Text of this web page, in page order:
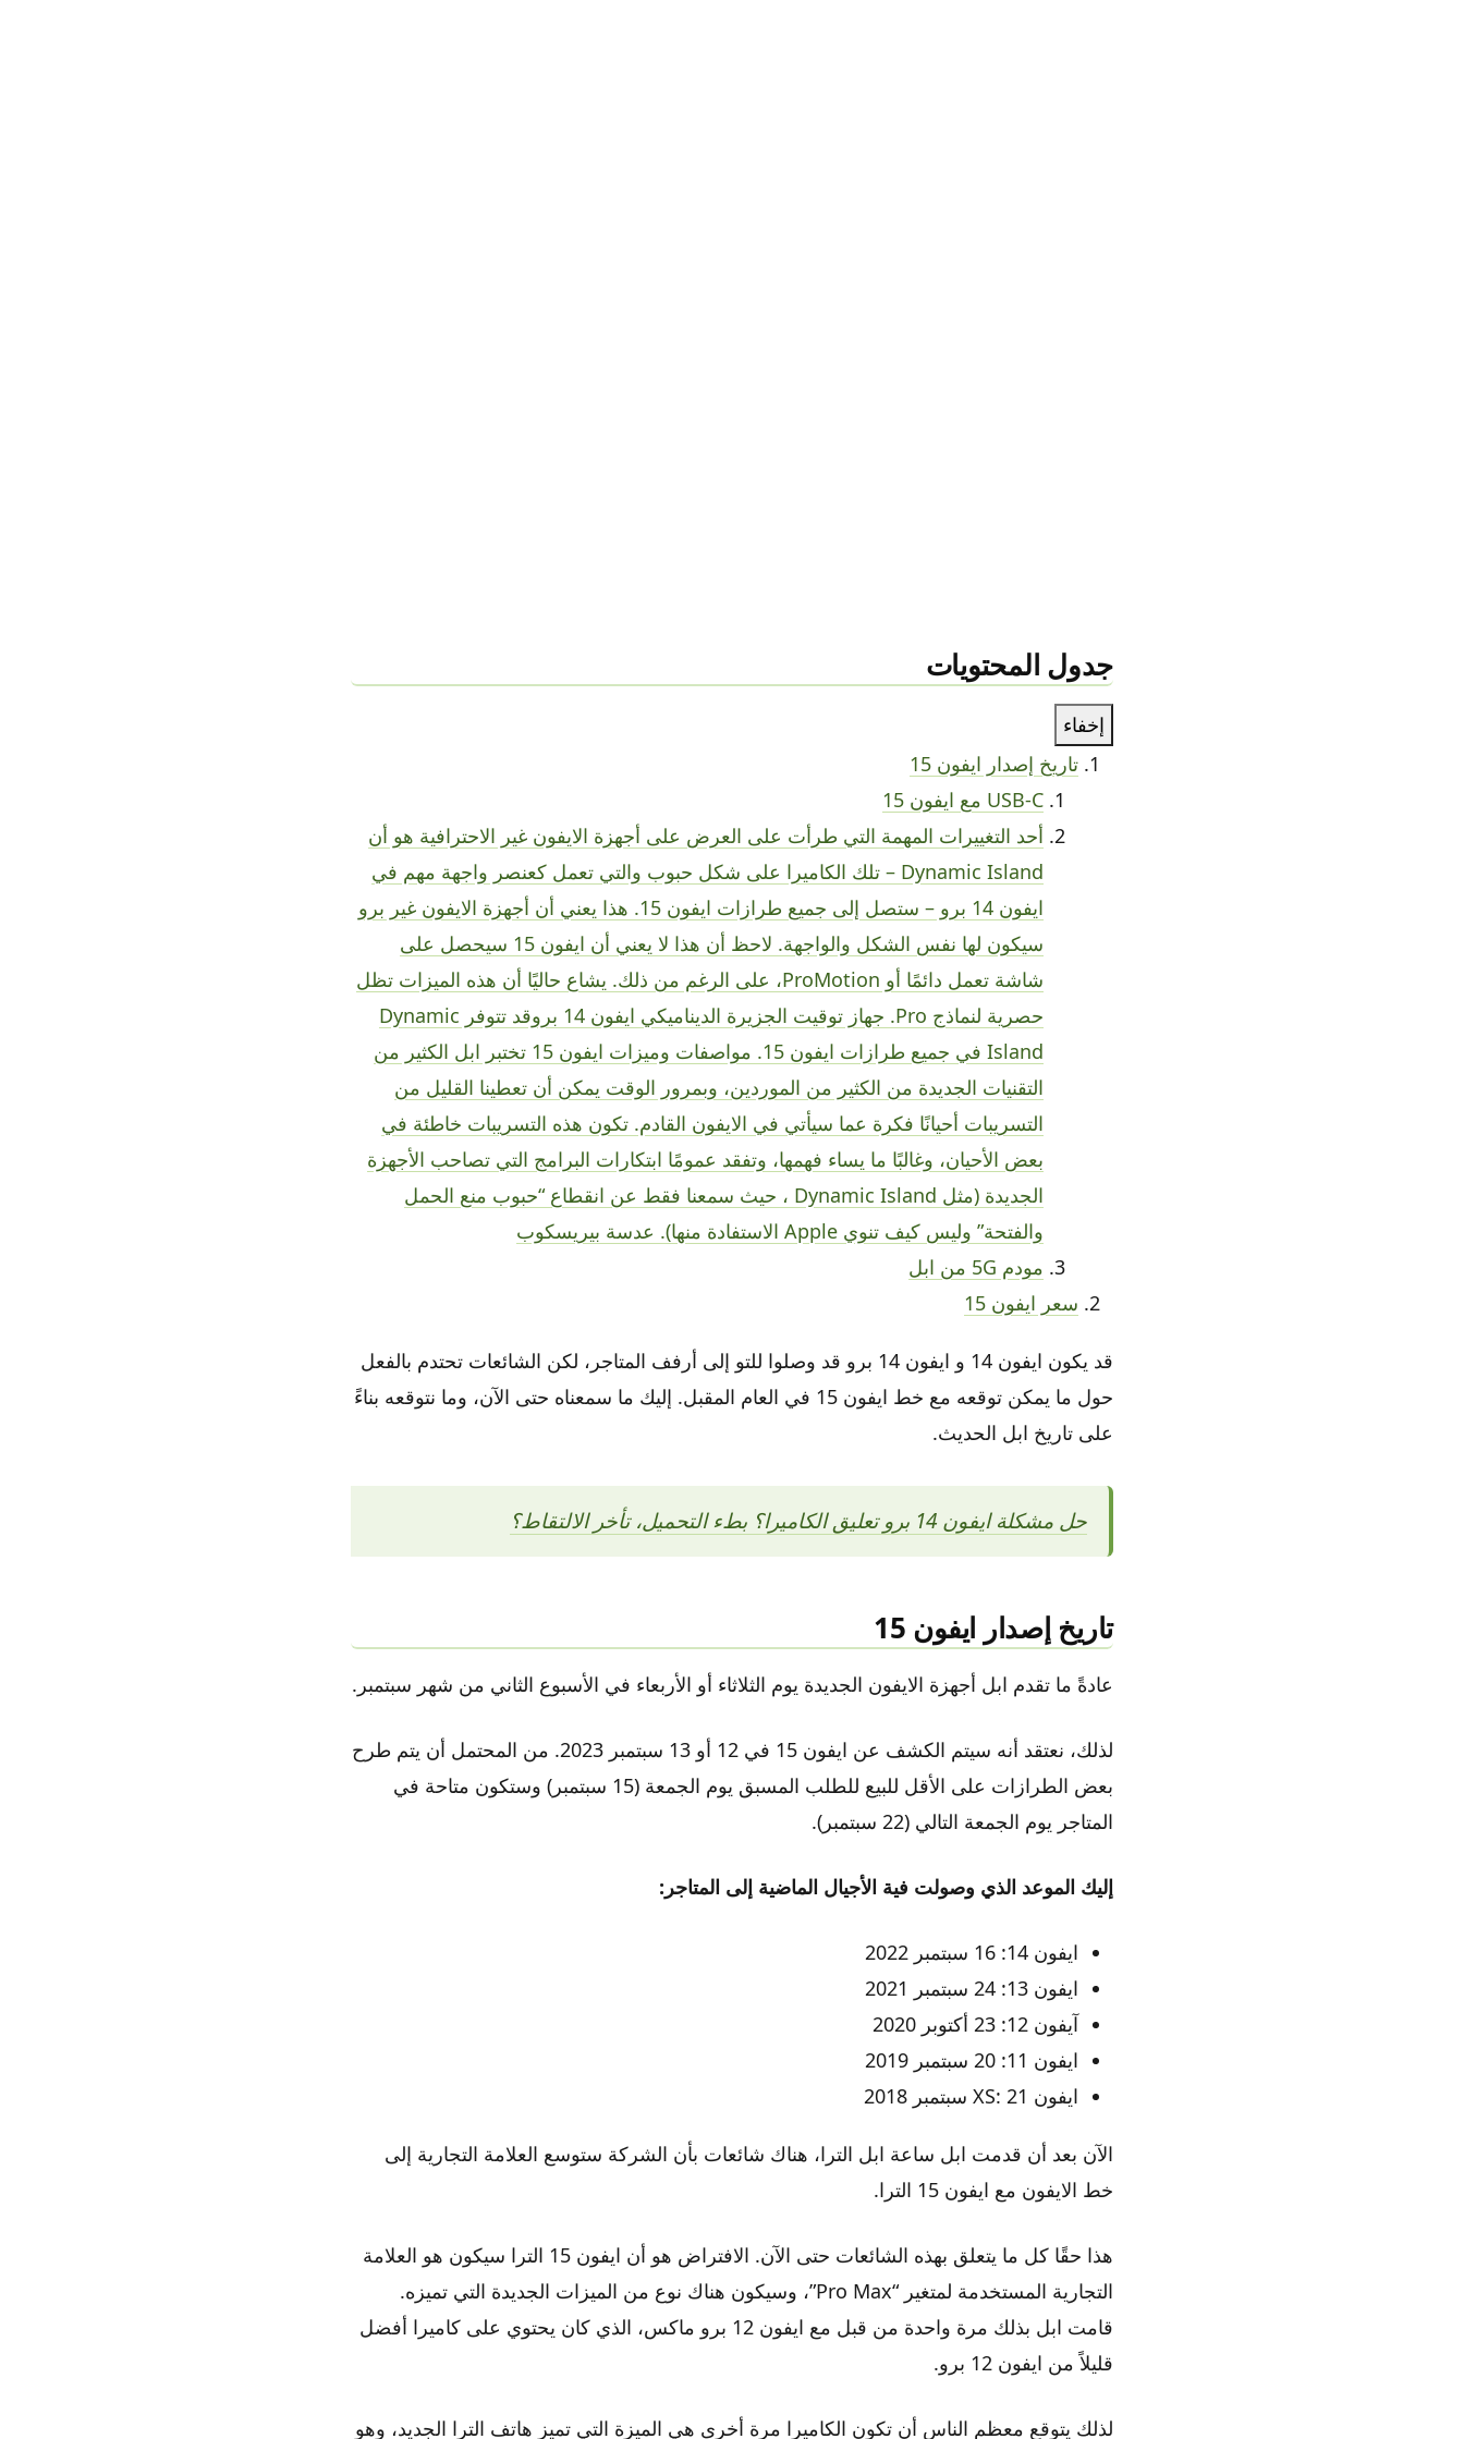
جدول المحتويات
إخفاء
تاريخ إصدار ايفون 15
USB-C مع ايفون 15
أحد التغييرات المهمة التي طرأت على العرض على أجهزة الايفون غير الاحترافية هو أن
Dynamic Island – تلك الكاميرا على شكل حبوب والتي تعمل كعنصر واجهة مهم في
ايفون 14 برو – ستصل إلى جميع طرازات ايفون 15. هذا يعني أن أجهزة الايفون غير برو
سيكون لها نفس الشكل والواجهة. لاحظ أن هذا لا يعني أن ايفون 15 سيحصل على
شاشة تعمل دائمًا أو ProMotion، على الرغم من ذلك. يشاع حاليًا أن هذه الميزات تظل
حصرية لنماذج Pro. جهاز توقيت الجزيرة الديناميكي ايفون 14 بروقد تتوفر Dynamic
Island في جميع طرازات ايفون 15. مواصفات وميزات ايفون 15 تختبر ابل الكثير من
التقنيات الجديدة من الكثير من الموردين، وبمرور الوقت يمكن أن تعطينا القليل من
التسريبات أحيانًا فكرة عما سيأتي في الايفون القادم. تكون هذه التسريبات خاطئة في
بعض الأحيان، وغالبًا ما يساء فهمها، وتفقد عمومًا ابتكارات البرامج التي تصاحب الأجهزة
الجديدة (مثل Dynamic Island ، حيث سمعنا فقط عن انقطاع “حبوب منع الحمل
والفتحة” وليس كيف تنوي Apple الاستفادة منها). عدسة بيريسكوب
مودم 5G من ابل
سعر ايفون 15
قد يكون ايفون 14 و ايفون 14 برو قد وصلوا للتو إلى أرفف المتاجر، لكن الشائعات تحتدم بالفعل
حول ما يمكن توقعه مع خط ايفون 15 في العام المقبل. إليك ما سمعناه حتى الآن، وما نتوقعه بناءً
على تاريخ ابل الحديث.
حل مشكلة ايفون 14 برو تعليق الكاميرا؟ بطء التحميل، تأخر الالتقاط؟
تاريخ إصدار ايفون 15
عادةً ما تقدم ابل أجهزة الايفون الجديدة يوم الثلاثاء أو الأربعاء في الأسبوع الثاني من شهر سبتمبر.
لذلك، نعتقد أنه سيتم الكشف عن ايفون 15 في 12 أو 13 سبتمبر 2023. من المحتمل أن يتم طرح
بعض الطرازات على الأقل للبيع للطلب المسبق يوم الجمعة (15 سبتمبر) وستكون متاحة في
المتاجر يوم الجمعة التالي (22 سبتمبر).
إليك الموعد الذي وصولت فية الأجيال الماضية إلى المتاجر:
ايفون 14: 16 سبتمبر 2022
ايفون 13: 24 سبتمبر 2021
آيفون 12: 23 أكتوبر 2020
ايفون 11: 20 سبتمبر 2019
ايفون XS: 21 سبتمبر 2018
الآن بعد أن قدمت ابل ساعة ابل الترا، هناك شائعات بأن الشركة ستوسع العلامة التجارية إلى
خط الايفون مع ايفون 15 الترا.
هذا حقًا كل ما يتعلق بهذه الشائعات حتى الآن. الافتراض هو أن ايفون 15 الترا سيكون هو العلامة
التجارية المستخدمة لمتغير “Pro Max”، وسيكون هناك نوع من الميزات الجديدة التي تميزه.
قامت ابل بذلك مرة واحدة من قبل مع ايفون 12 برو ماكس، الذي كان يحتوي على كاميرا أفضل
قليلاً من ايفون 12 برو.
لذلك يتوقع معظم الناس أن تكون الكاميرا مرة أخرى هي الميزة التي تميز هاتف الترا الجديد، وهو